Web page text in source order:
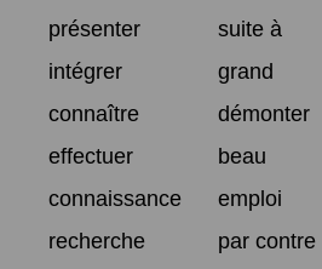
présenter
suite à
intégrer
grand
connaître
démonter
effectuer
beau
connaissance
emploi
recherche
par contre